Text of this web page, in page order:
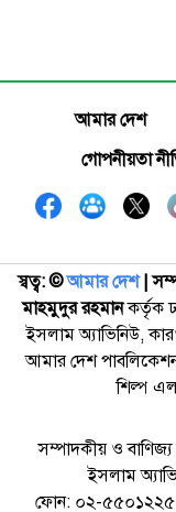
আমার দেশ
গোপনীয়তা
স্বত্ব: ©️আমার দেশ|
মাহমুদুর রহমানকর্তৃক
ইসলাম অ্যাভিনিউ,
আমার দেশ
শিল্প
সম্পাদকীয় ও
ইসলাম
ফোন: ০২-